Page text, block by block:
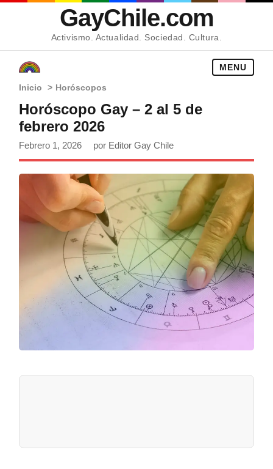
GayChile.com
Activismo. Actualidad. Sociedad. Cultura.
MENU
Inicio > Horóscopos
Horóscopo Gay – 2 al 5 de
febrero 2026
Febrero 1, 2026 por Editor Gay Chile